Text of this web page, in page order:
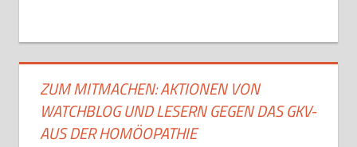
ZUM MITMACHEN: AKTIONEN VON
WATCHBLOG UND LESERN GEGEN DAS GKV-
AUS DER HOMÖOPATHIE